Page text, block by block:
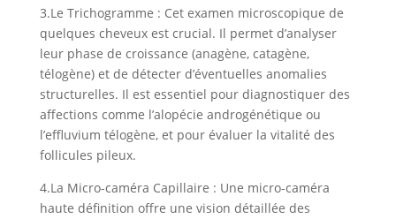
3.Le Trichogramme : Cet examen microscopique de
quelques cheveux est crucial. Il permet d’analyser
leur phase de croissance (anagène, catagène,
télogène) et de détecter d’éventuelles anomalies
structurelles. Il est essentiel pour diagnostiquer des
affections comme l’alopécie androgénétique ou
l’effluvium télogène, et pour évaluer la vitalité des
follicules pileux.
4.La Micro-caméra Capillaire : Une micro-caméra
haute définition offre une vision détaillée des